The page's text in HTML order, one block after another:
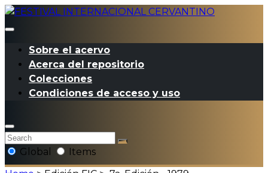
Sobre el acervo
Acerca del repositorio
Colecciones
Condiciones de acceso y uso
Global
Items